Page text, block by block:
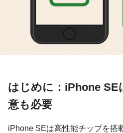
はじめに：iPhone SE
意も必要
iPhone SEは高性能チップを搭